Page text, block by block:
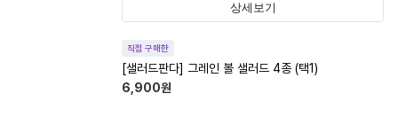
상세보기
직접 구매한
[샐러드판다] 그레인 볼 샐러드 4종 (택1)
6,900원